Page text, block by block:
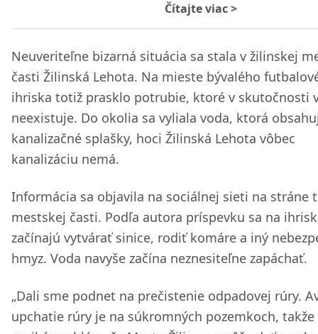
Čítajte viac>
Neuveriteľne bizarná situácia sa stala v žilinskej
časti Žilinská Lehota. Na mieste bývalého
ihriska totiž prasklo potrubie, ktoré v skutočnosti
neexistuje. Do okolia sa vyliala voda, ktorá
kanalizačné splašky, hoci Žilinská Lehota vôbec
kanalizáciu nemá.
Informácia sa objavila na sociálnej sieti na stráne
mestskej časti. Podľa autora príspevku sa na
začínajú vytvárať sinice, rodiť komáre a iný
hmyz. Voda navyše začína neznesiteľne zapáchať.
„Dali sme podnet na prečistenie odpadovej rúry.
upchatie rúry je na súkromných pozemkoch,